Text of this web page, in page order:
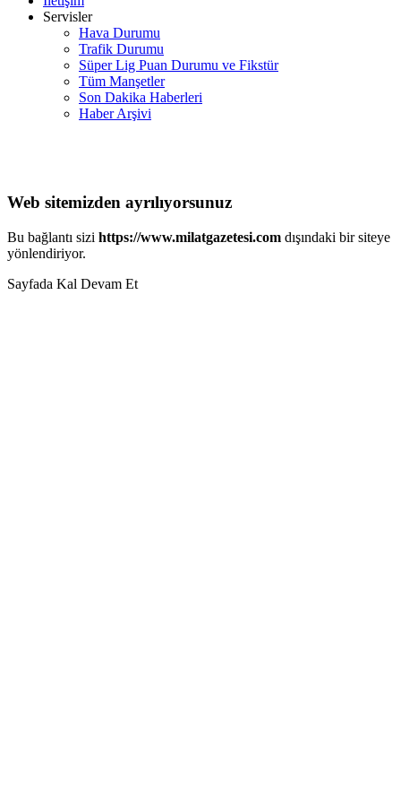
Servisler
Hava Durumu
Trafik Durumu
Süper Lig Puan Durumu ve Fikstür
Tüm Manşetler
Son Dakika Haberleri
Haber Arşivi
Web sitemizden ayrılıyorsunuz
Bu bağlantı sizi https://www.milatgazetesi.com dışındaki bir siteye
yönlendiriyor.
Sayfada Kal Devam Et